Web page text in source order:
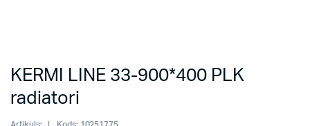
KERMI LINE 33-900*400 PLK
radiatori